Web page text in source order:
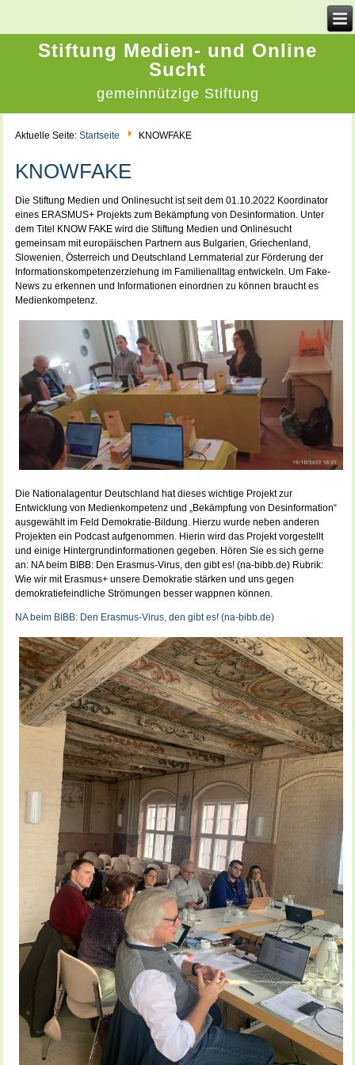
Stiftung Medien- und Online
Sucht
gemeinnützige Stiftung
Aktuelle Seite:Startseite KNOWFAKE
KNOWFAKE
Die Stiftung Medien und Onlinesucht ist seit dem 01.10.2022 Koordinator
eines ERASMUS+ Projekts zum Bekämpfung von Desinformation. Unter
dem Titel KNOW FAKE wird die Stiftung Medien und Onlinesucht
gemeinsam mit europäischen Partnern aus Bulgarien, Griechenland,
Slowenien, Österreich und Deutschland Lernmaterial zur Förderung der
Informationskompetenzerziehung im Familienalltag entwickeln. Um Fake-
News zu erkennen und Informationen einordnen zu können braucht es
Medienkompetenz.
Die Nationalagentur Deutschland hat dieses wichtige Projekt zur
Entwicklung von Medienkompetenz und „Bekämpfung von Desinformation“
ausgewählt im Feld Demokratie-Bildung. Hierzu wurde neben anderen
Projekten ein Podcast aufgenommen. Hierin wird das Projekt vorgestellt
und einige Hintergrundinformationen gegeben. Hören Sie es sich gerne
an: NA beim BIBB: Den Erasmus-Virus, den gibt es! (na-bibb.de) Rubrik:
Wie wir mit Erasmus+ unsere Demokratie stärken und uns gegen
demokratiefeindliche Strömungen besser wappnen können.
NA beim BIBB: Den Erasmus-Virus, den gibt es! (na-bibb.de)